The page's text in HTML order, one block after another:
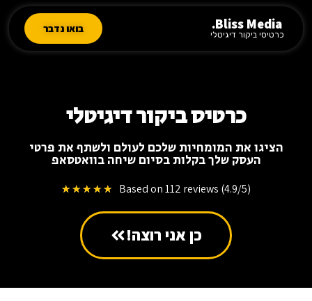
Bliss Media.
כרטיסי ביקור דיגיטלי
בואו נדבר
כרטיס ביקור דיגיטלי
הציגו את המומחיות שלכם לעולם ולשתף את פרטי
העסק שלך בקלות בסיום שיחה בוואטסאפ
Based on 112 reviews (4.9/5)
★
★
★
★
★
כן אני רוצה!